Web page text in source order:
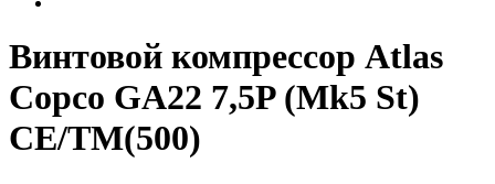
Винтовой компрессор Atlas
Copco GA22 7,5P (Mk5 St)
СЕ/TM(500)